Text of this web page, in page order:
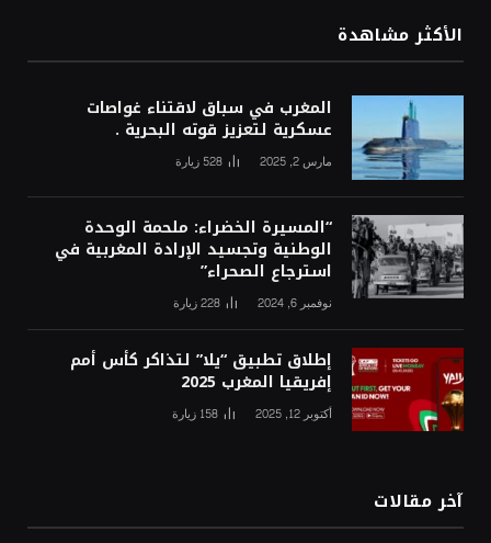
الأكثر مشاهدة
المغرب في سباق لاقتناء غواصات
عسكرية لتعزيز قوته البحرية .
مارس 2, 2025 528 زيارة
“المسيرة الخضراء: ملحمة الوحدة
الوطنية وتجسيد الإرادة المغربية في
استرجاع الصحراء”
نوفمبر 6, 2024 228زيارة
إطلاق تطبيق “يلا” لتذاكر كأس أمم
إفريقيا المغرب 2025
أكتوبر 12, 2025 158 زيارة
آخر مقالات